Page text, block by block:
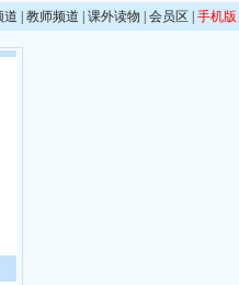
道 教师频道 课外读物 会员区 手机版